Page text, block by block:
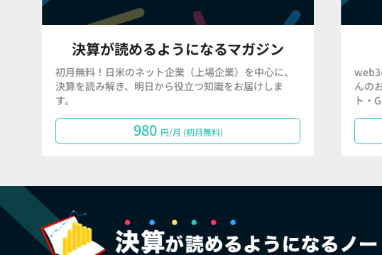
決算が読めるようになるマガジン
初月無料！日米のネット企業（上場企業）を中心に、
決算を読み解き、明日から役立つ知識をお届けしま
す。
980 円/月 (初月無料)
web3
んの
ト・